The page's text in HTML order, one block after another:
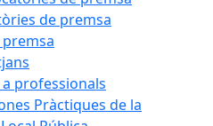
de premsa
professionals
Pràctiques de la